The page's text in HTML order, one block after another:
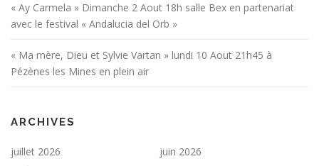
« Ay Carmela » Dimanche 2 Aout 18h salle Bex en partenariat
avec le festival « Andalucia del Orb »
« Ma mère, Dieu et Sylvie Vartan » lundi 10 Aout 21h45 à
Pézènes les Mines en plein air
ARCHIVES
juillet 2026
juin 2026